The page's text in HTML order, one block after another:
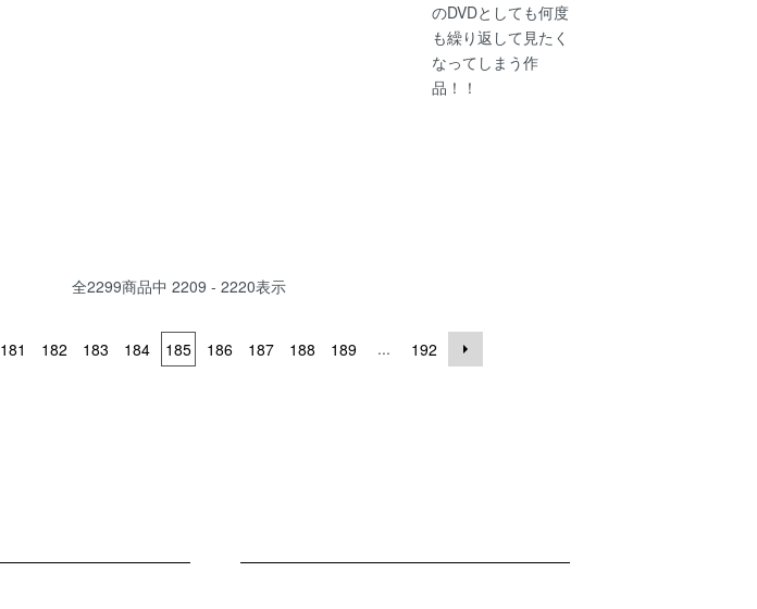
のDVDとしても何度
も繰り返して見たく
なってしまう作
品！！
全2299商品中 2209 - 2220表示
181 182 183 184 185 186 187 188 189 ... 192